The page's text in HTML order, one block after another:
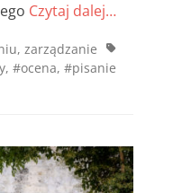
Czytaj dalej…
, zarządzanie Tags
, #ocena, #pisanie